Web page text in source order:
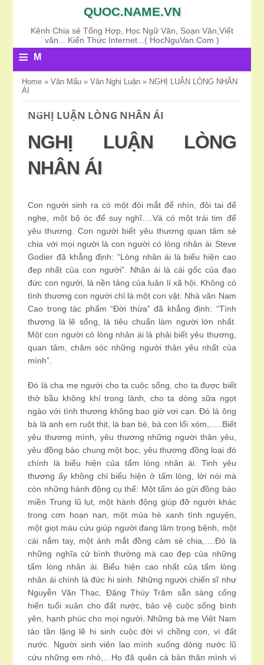
QUOC.NAME.VN
Kênh Chia sẻ Tổng Hợp, Học Ngữ Văn, Soạn Văn,Viết
văn... Kiến Thức Internet...( HocNguVan.Com )
≡
M
U
Home »Văn Mấu »Văn Nghị Luận » NGHỊ LUẬN LÒNG NHÂN
ÁI
NGHỊ LUẬN LÒNG NHÂN ÁI
NGHỊ LUẬN LÒNG
NHÂN ÁI
Con người sinh ra có một đôi mắt để nhìn, đôi tai để
nghe, một bộ óc để suy nghĩ….Và có một trái tim để
yêu thương. Con người biết yêu thương quan tâm sẻ
chia với mọi người là con người có lòng nhân ái Steve
Godier đã khẳng định: “Lòng nhân ái là biểu hiện cao
đẹp nhất của con người”. Nhân ái là cái gốc của đạo
đức con người, là nền tảng của luân lí xã hội. Không có
tình thương con người chỉ là một con vật. Nhà văn Nam
Cao trong tác phẩm “Đời thừa” đã khẳng định: “Tình
thương là lẽ sống, là tiêu chuẩn làm người lớn nhất.
Một con người có lòng nhân ái là phải biết yêu thương,
quan tâm, chăm sóc những người thân yêu nhất của
mình”.
Đó là cha mẹ người cho ta cuộc sống, cho ta được biết
thở bầu không khí trong lành, cho ta dòng sữa ngọt
ngào với tình thương không bao giờ vơi cạn. Đó là ông
bà là anh em ruột thịt, là bạn bè, bà con lối xóm,…..Biết
yêu thương mình, yêu thương những người thân yêu,
yêu đồng bào chung một bọc, yêu thương đồng loại đó
chính là biểu hiện của tấm lòng nhân ái. Tinh yêu
thương ấy không chỉ biểu hiện ở tấm lòng, lời nói mà
còn những hành động cụ thể: Một tấm áo gửi đồng bào
miền Trung lũ lụt, một hành động giúp đỡ người khác
trong cơn hoạn nạn, một mùa hè xanh tình nguyện,
một giọt máu cứu giúp người đang lâm trọng bệnh, một
cái nắm tay, một ánh mắt đồng cảm sẻ chia,….Đó là
những nghĩa cử bình thường mà cao đẹp của những
tấm lòng nhân ái. Biểu hiện cao nhất của tấm lòng
nhân ái chính là đức hi sinh. Những người chiến sĩ như
Nguyễn Văn Thạc, Đặng Thùy Trâm sẵn sàng cống
hiến tuổi xuân cho đất nước, bảo vệ cuộc sống bình
yên, hạnh phúc cho mọi người. Những bà mẹ Việt Nam
tảo tần lặng lẽ hi sinh cuộc đời vì chồng con, vì đất
nước. Người sinh viên lao mình xuống dòng nước lũ
cứu những em nhỏ,…Họ đã quên cả bản thân mình vì